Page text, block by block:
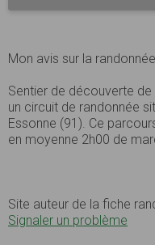
Mon avis sur la
Sentier de découverte
un circuit de randonnée
Essonne (91). Ce
en moyenne 2h00 de
Site auteur de la fiche
Signaler un problème